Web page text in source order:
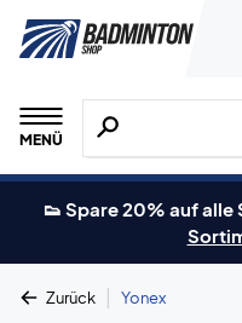
MENÜ
Suche nach
👟 Spare 20% auf alle
Zurück | Yonex